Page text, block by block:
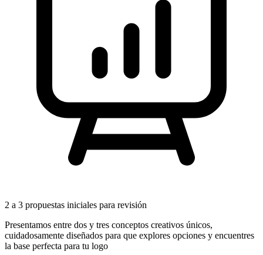
2 a 3 propuestas iniciales para revisión
Presentamos entre dos y tres conceptos creativos únicos,
cuidadosamente diseñados para que explores opciones y encuentres
la base perfecta para tu logo